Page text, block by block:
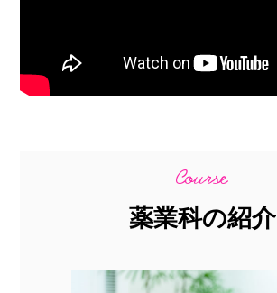
薬業科の紹介